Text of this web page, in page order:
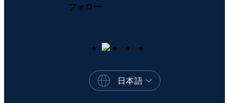
フォロー
日本語